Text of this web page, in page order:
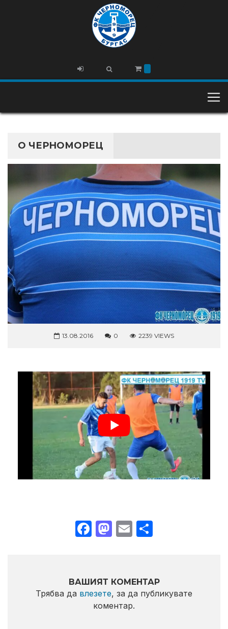
О ЧЕРНОМОРЕЦ
13.08.2016 0 2239 VIEWS
Facebook
Mastodon
Email
ВАШИЯТ КОМЕНТАР
Трябва да влезете, за да публикувате
коментар.